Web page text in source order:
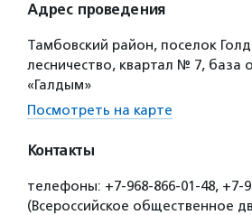
Адрес проведения
Тамбовский район, поселок
лесничество, квартал № 7, база
«Галдым»
Посмотреть на карте
Контакты
телефоны: +7-968-866-01-48, +7-
(Всероссийское общественное